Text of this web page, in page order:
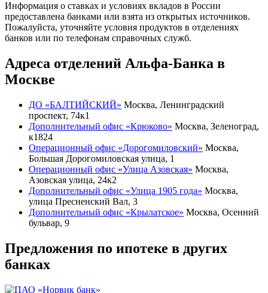
Информация о ставках и условиях вкладов в России
предоставлена банками или взята из открытых источников.
Пожалуйста, уточняйте условия продуктов в отделениях
банков или по телефонам справочных служб.
Адреса отделений Альфа-Банка в
Москве
ДО «БАЛТИЙСКИЙ» Москва, Ленинградский
проспект, 74к1
Дополнительный офис «Крюково» Москва, Зеленоград,
к1824
Операционный офис «Дорогомиловский» Москва,
Большая Дорогомиловская улица, 1
Операционный офис «Улица Азовская» Москва,
Азовская улица, 24к2
Дополнительный офис «Улица 1905 года» Москва,
улица Пресненский Вал, 3
Дополнительный офис «Крылатское» Москва, Осенний
бульвар, 9
Предложения по ипотеке в других
банках